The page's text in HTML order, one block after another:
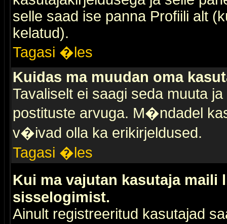
selle saad ise panna Profiili alt
kelatud).
Tagasi �les
Kuidas ma muudan oma
Tavaliselt ei saagi seda muuta
postituste arvuga. M�ndadel
v�ivad olla ka erikirjeldused.
Tagasi �les
Kui ma vajutan kasutaja
sisselogimist.
Ainult registreeritud kasutajad